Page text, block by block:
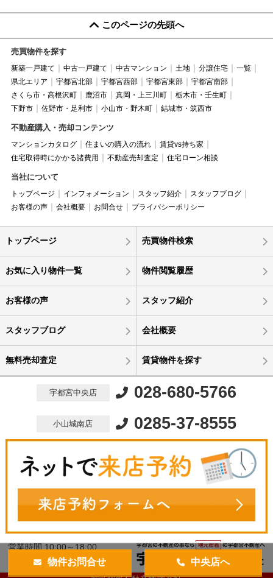
物件お問合せ 中央店へ
このページの先頭へ
売買物件を探す
新築一戸建て 中古一戸建て 中古マンション 土地 分譲住宅
一覧
県北エリア
宇都宮北部 宇都宮西部 宇都宮東部
宇都宮南部
さくら市・高根沢町
鹿沼市 真岡・上三川町
栃木市・壬生町
下野市
佐野市・足利市 小山市・野木町 結城市・筑西市
不動産購入・売却コンテンツ
マンションカタログ 住まいの購入の流れ
賃貸vs持ち家
住宅取得時にかかる諸費用
不動産売却査定 住宅ローン相談
当社について
トップページ インフォメーション スタッフ紹介
スタッフブログ
お客様の声
会社概要 お問合せ プライバシーポリシー
トップページ 売買物件検索
お気に入り物件一覧 物件閲覧履歴
お客様の声 スタッフ紹介
スタッフブログ 会社概要
無料売却査定 賃貸物件を探す
宇都宮中央店 028-680-5766
小山城南店 0285-37-8555
営業時間 10:00～18:00
定休日 水曜定休